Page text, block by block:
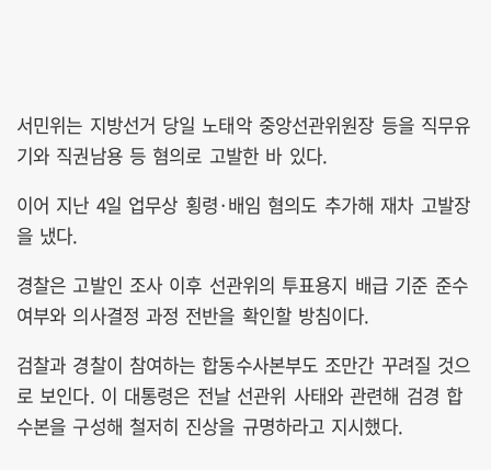
서민위는 지방선거 당일 노태악 중앙선관위원장 등을 직무유
기와 직권남용 등 혐의로 고발한 바 있다.
이어 지난 4일 업무상 횡령·배임 혐의도 추가해 재차 고발장
을 냈다.
경찰은 고발인 조사 이후 선관위의 투표용지 배급 기준 준수
여부와 의사결정 과정 전반을 확인할 방침이다.
검찰과 경찰이 참여하는 합동수사본부도 조만간 꾸려질 것으
로 보인다. 이 대통령은 전날 선관위 사태와 관련해 검경 합
수본을 구성해 철저히 진상을 규명하라고 지시했다.